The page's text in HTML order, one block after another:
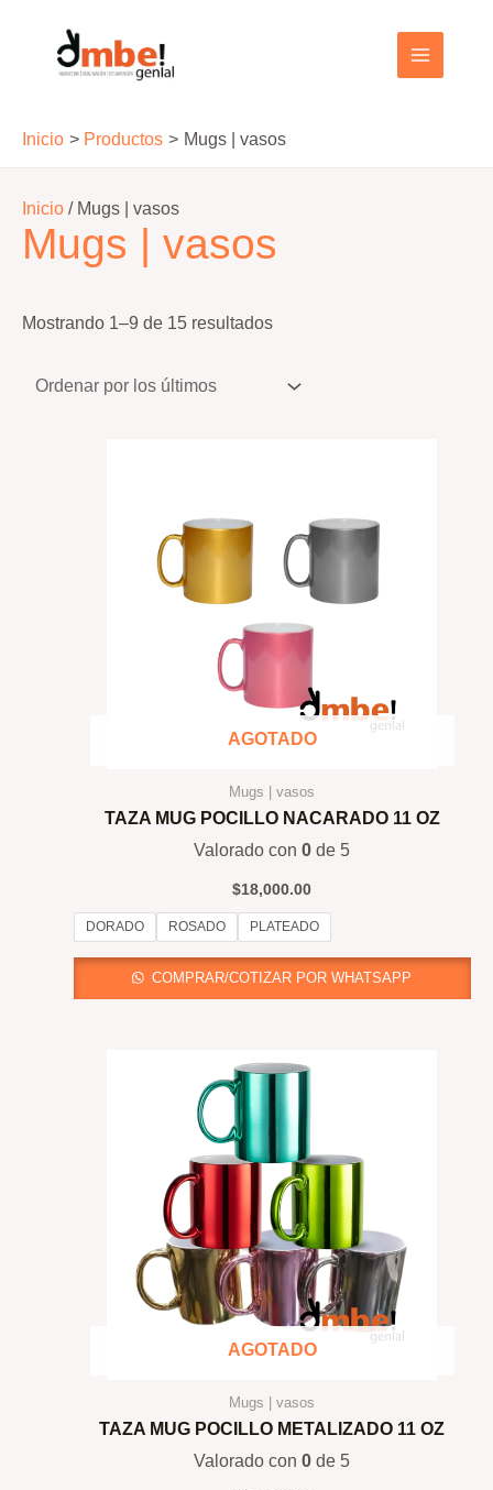
contenido
MAIN
Inicio Productos Mugs | vasos
Inicio / Mugs | vasos
Mugs | vasos
Mostrando 1–9 de 15 resultadosOrdenado
los
AGOTADO
Mugs | vasos
TAZA MUG POCILLO NACARADO 11 OZ
Valorado con0 de 5
$18,000.00
DORADO ROSADO PLATEADO
COMPRAR/COTIZAR POR WHATSAPP
AGOTADO
Mugs | vasos
TAZA MUG POCILLO METALIZADO 11 OZ
Valorado con0 de 5